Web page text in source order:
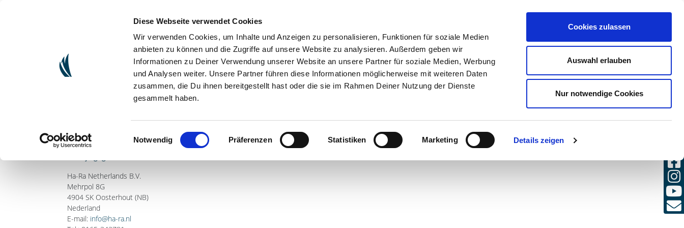
Diese Webseite verwendet Cookies
Wir verwenden Cookies, um Inhalte und Anzeigen zu personalisieren, Funktionen für soziale Medien
anbieten zu können und die Zugriffe auf unsere Website zu analysieren. Außerdem geben wir
Informationen zu Deiner Verwendung unserer Website an unsere Partner für soziale Medien, Werbung
und Analysen weiter. Unsere Partner führen diese Informationen möglicherweise mit weiteren Daten
zusammen, die Du ihnen bereitgestellt hast oder die sie im Rahmen Deiner Nutzung der Dienste
gesammelt haben.
Einwilligungsauswahl
Notwendig Präferenzen Statistiken Marketing Details zeigen
Cookies zulassen
Auswahl erlauben
Nur notwendige Cookies
ZOEKEN
(0) DE / NL
Wettelijke informatie
Dienstverlener volgens Art. 3:15d BW en Wet elektronische handel
Ha-Ra Netherlands B.V.
Mehrpol 8G
4904 SK Oosterhout (NB)
Nederland
E-mail: info@ha-ra.nl